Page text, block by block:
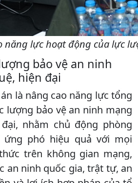
năng lực hoạt động của lực
bảo vệ an ninh
hiện đại
là nâng cao năng lực tổng
lượng bảo vệ an ninh mạng
nhằm chủ động phòng
ứng phó hiệu quả với mọi
trên không gian mạng,
an ninh quốc gia, trật tự, an